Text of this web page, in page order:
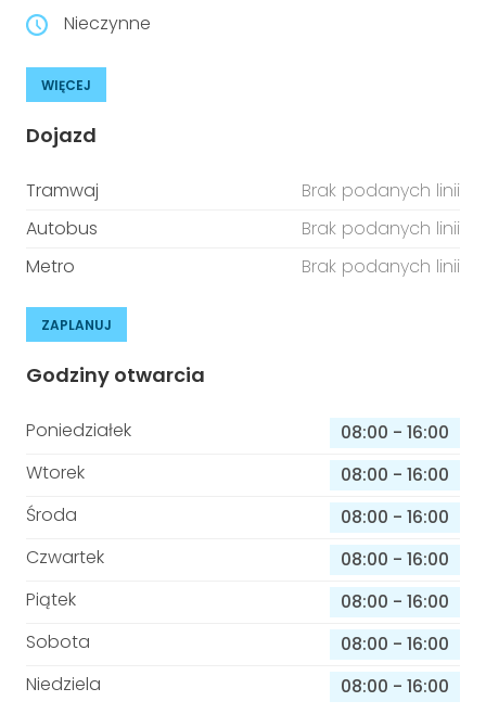
Nieczynne
WIĘCEJ
Dojazd
Tramwaj
Brak podanych linii
Autobus
Brak podanych linii
Metro
Brak podanych linii
ZAPLANUJ
Godziny otwarcia
Poniedziałek 08:00 - 16:00
Wtorek
08:00 - 16:00
Środa
08:00 - 16:00
Czwartek
08:00 - 16:00
Piątek
08:00 - 16:00
Sobota
08:00 - 16:00
Niedziela
08:00 - 16:00